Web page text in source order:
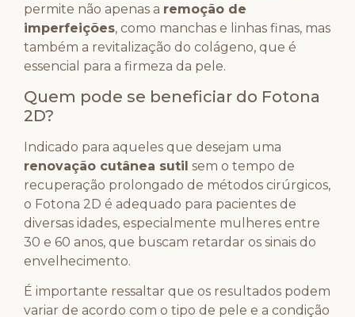
permite não apenas a remoção de
imperfeições, como manchas e linhas finas, mas
também a revitalização do colágeno, que é
essencial para a firmeza da pele.
Quem pode se beneficiar do Fotona
2D?
Indicado para aqueles que desejam uma
renovação cutânea sutil sem o tempo de
recuperação prolongado de métodos cirúrgicos,
o Fotona 2D é adequado para pacientes de
diversas idades, especialmente mulheres entre
30 e 60 anos, que buscam retardar os sinais do
envelhecimento.
É importante ressaltar que os resultados podem
variar de acordo com o tipo de pele e a condição